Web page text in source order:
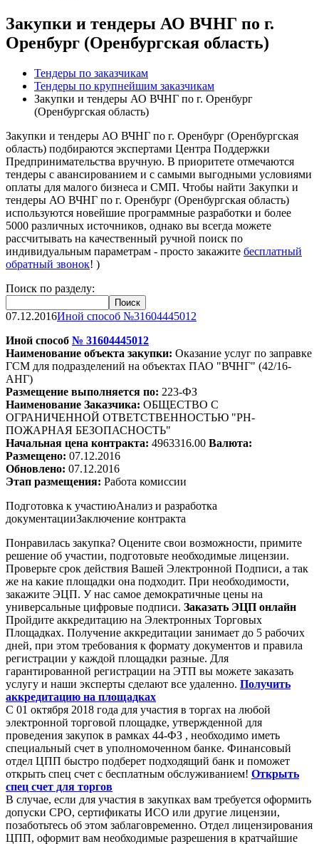
Закупки и тендеры АО ВЧНГ по г.
Оренбург (Оренбургская область)
Тендеры по заказчикам
Тендеры по крупнейшим заказчикам
Закупки и тендеры АО ВЧНГ по г. Оренбург
(Оренбургская область)
Закупки и тендеры АО ВЧНГ по г. Оренбург (Оренбургская
область) подбираются экспертами Центра Поддержки
Предпринимательства вручную. В приоритете отмечаются
тендеры с авансированием и с самыми выгодными условиями
оплаты для малого бизнеса и СМП. Чтобы найти Закупки и
тендеры АО ВЧНГ по г. Оренбург (Оренбургская область)
используются новейшие программные разработки и более
5000 различных источников, однако вы всегда можете
рассчитывать на качественный ручной поиск по
индивидуальным параметрам - просто закажите бесплатный
обратный звонок! )
Поиск по разделу:
07.12.2016Иной способ №31604445012
Иной способ № 31604445012
Наименование объекта закупки: Оказание услуг по заправке
ГСМ для подразделений на объектах ПАО "ВЧНГ" (42/16-
АНГ)
Размещение выполняется по: 223-ФЗ
Наименование Заказчика: ОБЩЕСТВО С
ОГРАНИЧЕННОЙ ОТВЕТСТВЕННОСТЬЮ "РН-
ПОЖАРНАЯ БЕЗОПАСНОСТЬ"
Начальная цена контракта: 4963316.00 Валюта:
Размещено: 07.12.2016
Обновлено: 07.12.2016
Этап размещения: Работа комиссии
Подготовка к участиюАнализ и разработка
документацииЗаключение контракта
Понравилась закупка? Оцените свои возможности, примите
решение об участии, подготовьте необходимые лицензии.
Проверьте срок действия Вашей Электронной Подписи, а так
же на какие площадки она подходит. При необходимости,
закажите ЭЦП. У нас самое демократичные цены на
универсальные цифровые подписи. Заказать ЭЦП онлайн
Пройдите аккредитацию на Электронных Торговых
Площадках. Получение аккредитации занимает до 5 рабочих
дней, при этом требования к формату документов и правила
регистрации у каждой площадки разные. Для
гарантированной регистрации на ЭТП вы можете заказать
услугу и наши эксперты сделают все удаленно. Получить
аккредитацию на площадках
С 01 октября 2018 года для участия в торгах на любой
электронной торговой площадке, утвержденной для
проведения закупок в рамках 44-ФЗ , необходимо иметь
специальный счет в уполномоченном банке. Финансовый
отдел ЦПП быстро подберет подходящий банк и поможет
открыть спец счет с бесплатным обслуживанием! Открыть
спец счет для торгов
В случае, если для участия в закупках вам требуется оформить
допуски СРО, сертификаты ИСО или другие лицензии,
позаботьтесь об этом заблаговременно. Отдел лицензирования
ЦПП, оформит вам необходимые разрешения в кратчайшие